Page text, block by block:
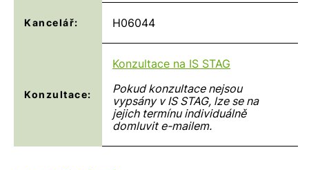
Kancelář: H06044
Konzultace:
Konzultace na IS STAG
Pokud konzultace nejsou
vypsány v IS STAG, lze se na
jejich termínu individuálně
domluvit e-mailem.